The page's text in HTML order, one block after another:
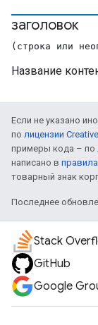
заголовок
(строка или
Название
Если не указано
по лицензии
примеры кода – по
написано в
товарный знак
Последнее
Stack
GitHub
Google